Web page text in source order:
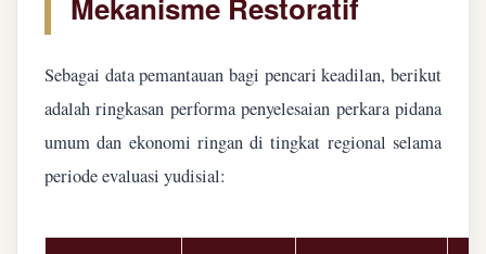
Mekanisme Restoratif
Sebagai data pemantauan bagi pencari keadilan, berikut
adalah ringkasan performa penyelesaian perkara pidana
umum dan ekonomi ringan di tingkat regional selama
periode evaluasi yudisial: